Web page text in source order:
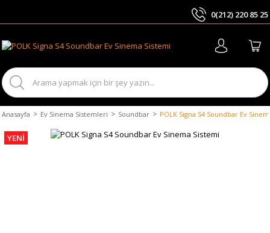
0(212) 220 85 25
Anasayfa Ev Sinema Sistemleri Soundbar POLK Signa S4 Soundbar Ev
YENİ